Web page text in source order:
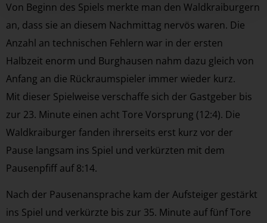
Von Beginn des Spiels merkte man den Waldkraiburgern
an, dass sie an diesem Nachmittag nervös waren. Die
Anzahl an technischen Fehlern war in der ersten
Halbzeit enorm und Burghausen nahm dazu gleich von
Anfang an die Rückraumspieler immer wieder kurz.
Mit dieser Spielweise verschaffe sich der Gastgeber bis
zur 23. Minute einen acht Tore Vorsprung (12:4). Die
Waldkraiburger fanden ihrerseits erst kurz vor der
Pause langsam ins Spiel und verkürzten mit dem
Pausenpfiff auf 8:14.
Nach der Pausenansprache kam der Aufsteiger gestärkt
ins Spiel und verkürzte bis zur 35. Minute auf fünf Tore